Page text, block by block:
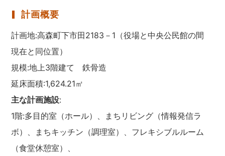
計画概要
計画地:高森町下市田2183－1（役場と中央公民館の間
現在と同位置）
規模:地上3階建て 鉄骨造
延床面積:1,624.21㎡
主な計画施設:
1階:多目的室（ホール）、まちリビング（情報発信ラ
ボ）、まちキッチン（調理室）、フレキシブルルーム
（食堂休憩室）、